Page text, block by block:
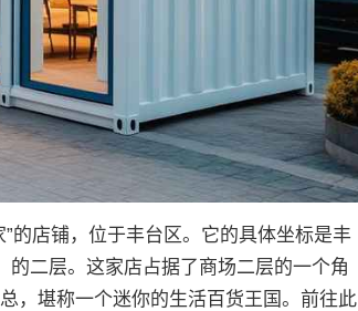
的店铺，位于丰台区。它的具体坐标是丰
二层。这家店占据了商场二层的一个角
，堪称一个迷你的生活百货王国。前往此